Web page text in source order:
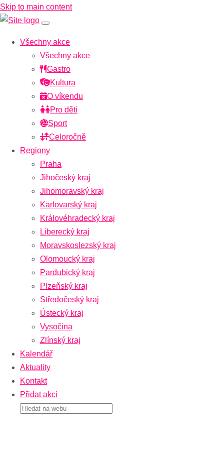
Skip to main content
Všechny akce
Všechny akce
Gastro
Kultura
O víkendu
Pro děti
Sport
Celoročně
Regiony
Praha
Jihočeský kraj
Jihomoravský kraj
Karlovarský kraj
Královéhradecký kraj
Liberecký kraj
Moravskoslezský kraj
Olomoucký kraj
Pardubický kraj
Plzeňský kraj
Středočeský kraj
Ústecký kraj
Vysočina
Zlínský kraj
Kalendář
Aktuality
Kontakt
Přidat akci